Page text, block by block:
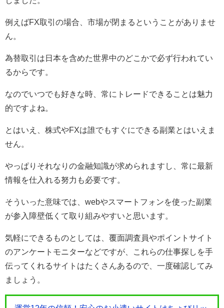
例えばFX取引の場合、市場が閉まるということがありませ
ん。
為替取引は日本を含めた世界中のどこかで必ず行われてい
るからです。
なのでいつでも好きな時、常にトレードできることは魅力
的ですよね。
とはいえ、株式やFXは誰でもすぐにできる副業とはいえま
せん。
やっぱりそれなりの金融知識が求められますし、常に最新
情報を仕入れる努力も必要です。
そういった意味では、webやスマートフォンを使った副業
が参入障壁低くて取り組みやすいと思います。
気軽にできるものとしては、覆面調査員やポイントサイト
のアンケートモニターなどですが、これらの仕事探しを手
伝ってくれるサイトはたくさんあるので、一度確認してみ
ましょう。